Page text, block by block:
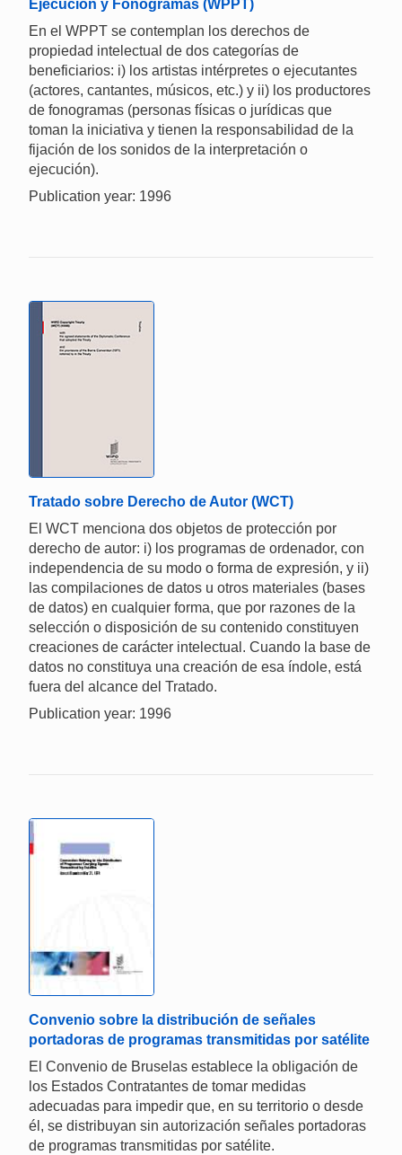
Ejecución y Fonogramas (WPPT)
En el WPPT se contemplan los derechos de
propiedad intelectual de dos categorías de
beneficiarios: i) los artistas intérpretes o ejecutantes
(actores, cantantes, músicos, etc.) y ii) los productores
de fonogramas (personas físicas o jurídicas que
toman la iniciativa y tienen la responsabilidad de la
fijación de los sonidos de la interpretación o
ejecución).
Publication year: 1996
Tratado sobre Derecho de Autor (WCT)
El WCT menciona dos objetos de protección por
derecho de autor: i) los programas de ordenador, con
independencia de su modo o forma de expresión, y ii)
las compilaciones de datos u otros materiales (bases
de datos) en cualquier forma, que por razones de la
selección o disposición de su contenido constituyen
creaciones de carácter intelectual. Cuando la base de
datos no constituya una creación de esa índole, está
fuera del alcance del Tratado.
Publication year: 1996
Convenio sobre la distribución de señales
portadoras de programas transmitidas por satélite
El Convenio de Bruselas establece la obligación de
los Estados Contratantes de tomar medidas
adecuadas para impedir que, en su territorio o desde
él, se distribuyan sin autorización señales portadoras
de programas transmitidas por satélite.